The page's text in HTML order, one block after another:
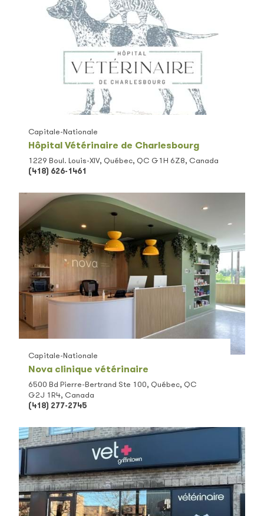
Hôpital Vétérinaire de Charlesbourg
Capitale-Nationale
1229 Boul. Louis-XIV, Québec, QC G1H 6Z8, Canada
(418) 626-1461
Nova clinique vétérinaire
Capitale-Nationale
6500 Bd Pierre-Bertrand Ste 100, Québec, QC
G2J 1R4, Canada
(418) 277-2745